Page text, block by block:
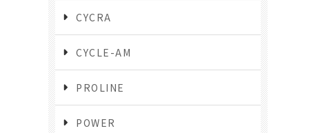
CYCRA
CYCLE-AM
PROLINE
POWER